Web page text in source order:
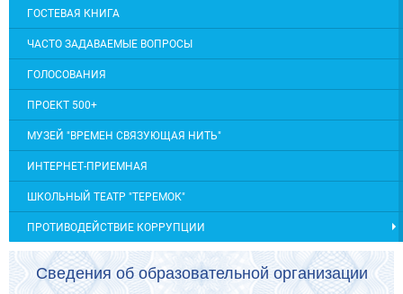
ГОСТЕВАЯ КНИГА
ЧАСТО ЗАДАВАЕМЫЕ ВОПРОСЫ
ГОЛОСОВАНИЯ
ПРОЕКТ 500+
МУЗЕЙ "ВРЕМЕН СВЯЗУЮЩАЯ НИТЬ"
ИНТЕРНЕТ-ПРИЕМНАЯ
ШКОЛЬНЫЙ ТЕАТР "ТЕРЕМОК"
ПРОТИВОДЕЙСТВИЕ КОРРУПЦИИ
Сведения об образовательной организации